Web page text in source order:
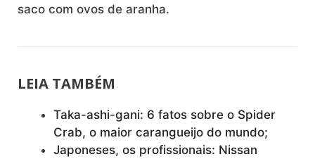
saco com ovos de aranha.
LEIA TAMBÉM
Taka-ashi-gani: 6 fatos sobre o Spider
Crab, o maior carangueijo do mundo;
Japoneses, os profissionais: Nissan